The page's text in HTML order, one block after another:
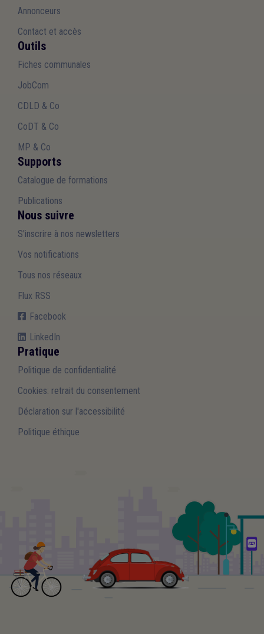
Annonceurs
Contact et accès
Outils
Fiches communales
JobCom
CDLD & Co
CoDT & Co
MP & Co
Supports
Catalogue de formations
Publications
Nous suivre
S'inscrire à nos newsletters
Vos notifications
Tous nos réseaux
Flux RSS
Facebook
LinkedIn
Pratique
Politique de confidentialité
Cookies: retrait du consentement
Déclaration sur l'accessibilité
Politique éthique